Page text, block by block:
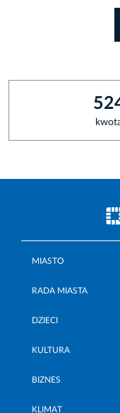
MIASTO
RADA MIASTA
DZIECI
KULTURA
BIZNES
KLIMAT